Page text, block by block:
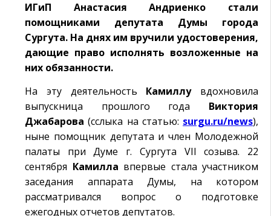
ИГиП Анастасия Андриенко стали
помощниками депутата Думы города
Сургута. На днях им вручили удостоверения,
дающие право исполнять возложенные на
них обязанности.
На эту деятельность Камиллувдохновила
выпускница прошлого года Виктория
Джабарова (сслыка на статью: surgu.ru/news),
ныне помощник депутата и член Молодежной
палаты при Думе г. Сургута VII созыва. 22
сентября Камилла впервые стала участником
заседания аппарата Думы, на котором
рассматривался вопрос о подготовке
ежегодных отчетов депутатов.